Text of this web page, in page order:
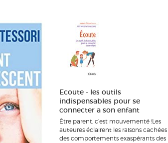
Ecoute - les outils
indispensables pour se
connecter a son enfant
Être parent, c’est mouvementé !Les
auteures éclairent les raisons cachées
des comportements exaspérants des